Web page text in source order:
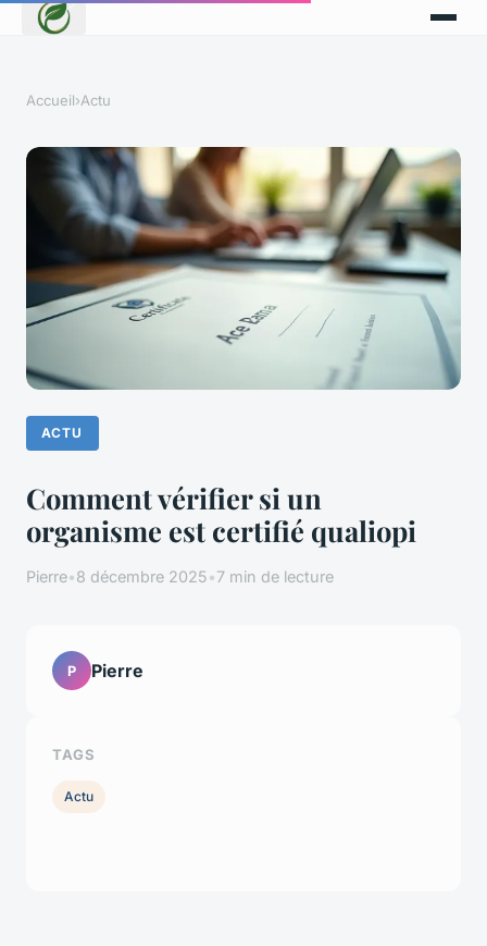
Accueil›Actu
ACTU
Comment vérifier si un
organisme est certifié qualiopi
Pierre•8 décembre 2025•7 min de lecture
P Pierre
TAGS
Actu